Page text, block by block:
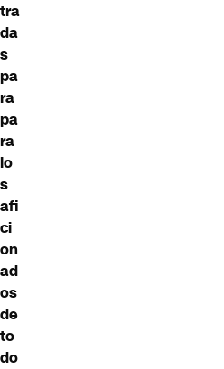
tra
da
s
pa
ra
pa
ra
lo
s
afi
ci
on
ad
os
de
to
do